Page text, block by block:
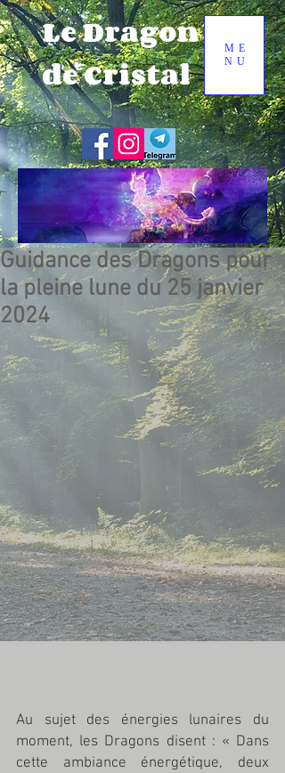
Le Dragon
de Cristal
ME
NU
Guidance des Dragons pour
la pleine lune du 25 janvier
2024
Au sujet des énergies lunaires du
moment, les Dragons disent : « Dans
cette ambiance énergétique, deux